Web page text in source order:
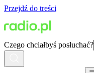
Przejdź do treści
Czego chciałbyś posłuchać?